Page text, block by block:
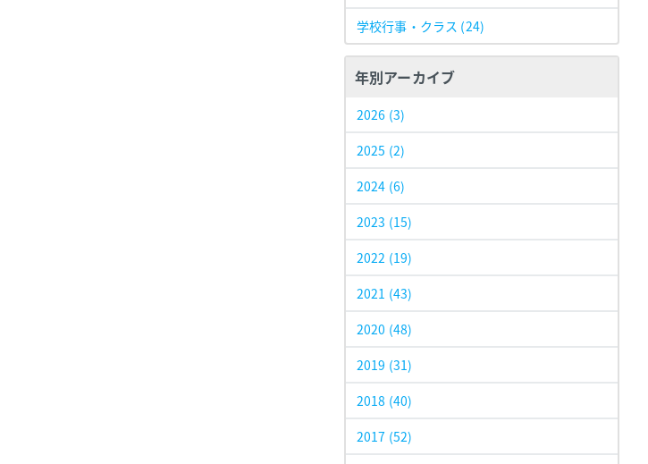
学校行事・クラス (24)
年別アーカイブ
2026 (3)
2025 (2)
2024 (6)
2023 (15)
2022 (19)
2021 (43)
2020 (48)
2019 (31)
2018 (40)
2017 (52)